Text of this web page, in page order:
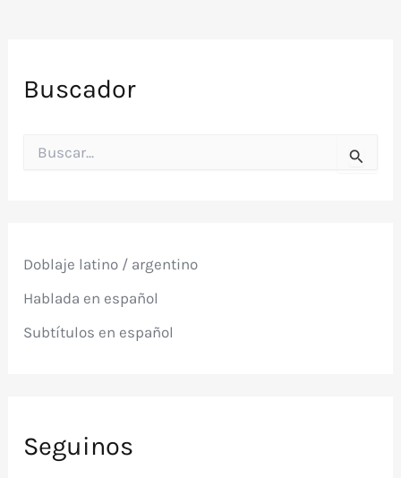
Buscador
o
:
Doblaje latino / argentino
Hablada en español
Subtítulos en español
Seguinos